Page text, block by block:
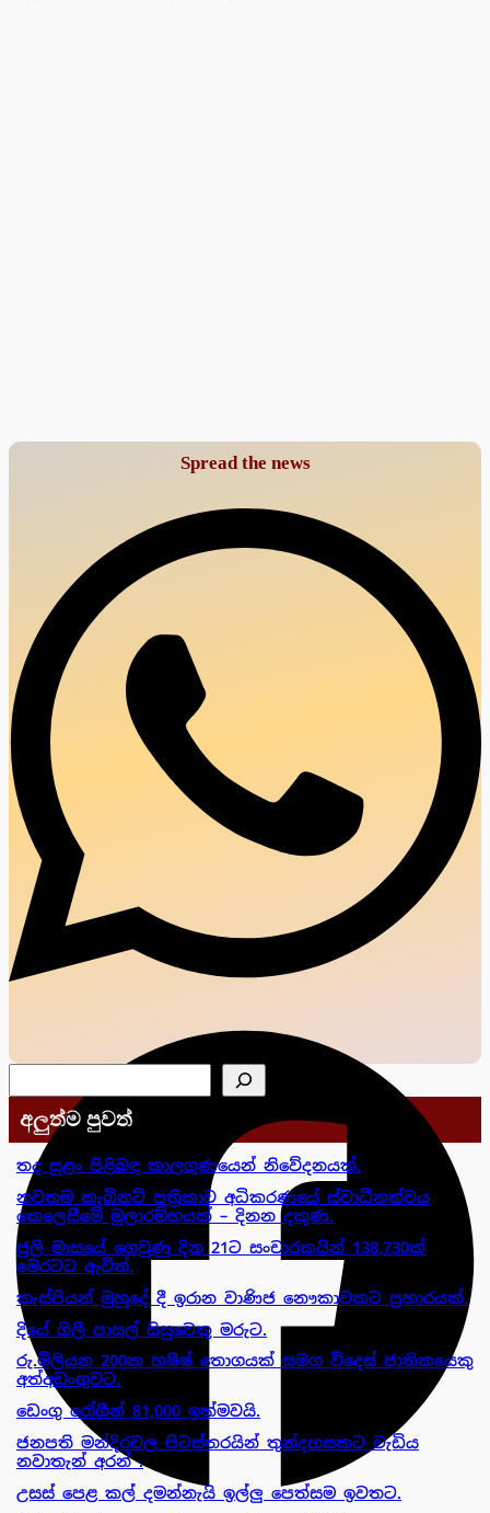
Spread the news
අලුත්ම පුවත්
තද සුළං පිළිබඳ කාලගුණයෙන් නිවේදනයක්.
නවතම කැබිනට් පත්‍රිකාව අධිකරණයේ ස්වාධීනත්වය
කෙලෙසීමේ මූලාරම්භයක් – දිනන දකුණ.
ජුලි මාසයේ ගෙවුණු දින 21ට සංචාරකයින් 138,730ක්
මෙරටට ඇවිත්.
කැස්පියන් මුහුදේ දී ඉරාන වාණිජ නෞකාවකට ප්‍රහාරයක්.
දියේ ගිලී පාසල් සිසුවෙකු මරුට.
රු.මිලියන 200ක හෂීෂ් තොගයක් සමග විදෙස් ජාතිකයෙකු
අත්අඩංගුවට.
ඩෙංගු රෝගීන් 81,000 ඉක්මවයි.
ජනපති මන්දිරවල පිටස්තරයින් තුන්දහසකට වැඩිය
නවාතැන් අරන් .
උසස් පෙළ කල් දමන්නැයි ඉල්ලු පෙත්සම ඉවතට.